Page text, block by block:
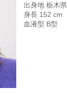
出身地 栃木県
身長 152 cm
血液型 B型